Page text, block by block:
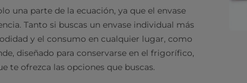
una parte de la ecuación, ya que el envase
Tanto si buscas un envase individual más
y el consumo en cualquier lugar, como
diseñado para conservarse en el frigorífico,
te ofrezca las opciones que buscas.